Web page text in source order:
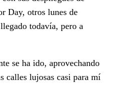
Day, otros lunes de
todavía, pero a
se ha ido, aprovechando
calles lujosas casi para mí